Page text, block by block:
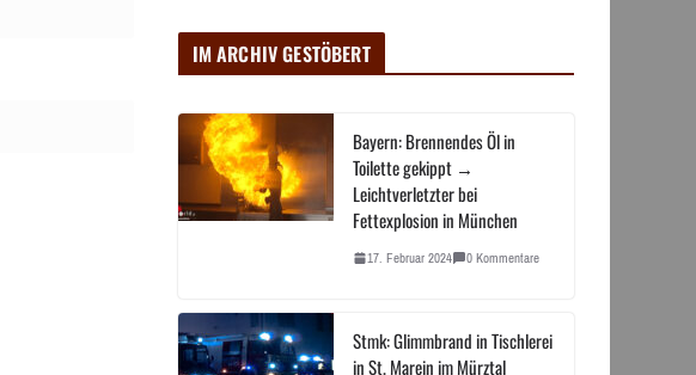
IM ARCHIV GESTÖBERT
Bayern: Brennendes Öl in
Toilette gekippt →
Leichtverletzter bei
Fettexplosion in München
17. Februar 2024 0 Kommentare
Stmk: Glimmbrand in Tischlerei
in St. Marein im Mürztal